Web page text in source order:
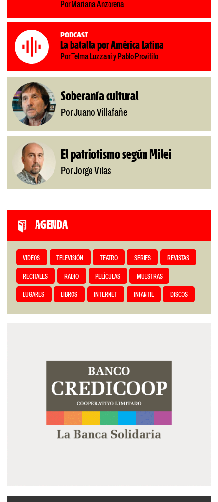
Por Mariana Anzorena
Podcast
La batalla por América Latina
Por Telma Luzzani y Pablo Provitilo
Soberanía cultural
Por Juano Villafañe
El patriotismo según Milei
Por Jorge Vilas
AGENDA
VIDEOS TELEVISIÓN TEATRO SERIES REVISTAS
RECITALES RADIO PELÍCULAS MUESTRAS
LUGARES LIBROS INTERNET INFANTIL DISCOS